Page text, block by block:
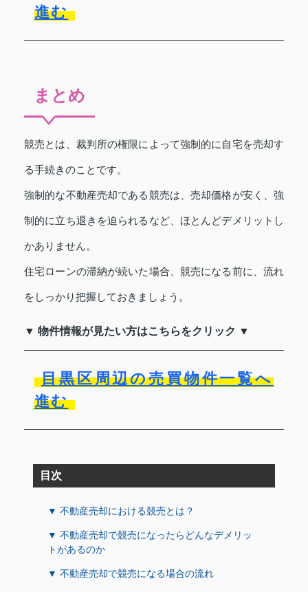
進む
まとめ
競売とは、裁判所の権限によって強制的に自宅を売却す
る手続きのことです。
強制的な不動産売却である競売は、売却価格が安く、強
制的に立ち退きを迫られるなど、ほとんどデメリットし
かありません。
住宅ローンの滞納が続いた場合、競売になる前に、流れ
をしっかり把握しておきましょう。
▼ 物件情報が見たい方はこちらをクリック ▼
目黒区周辺の売買物件一覧へ
進む
目次
▼ 不動産売却における競売とは？
▼ 不動産売却で競売になったらどんなデメリッ
トがあるのか
▼ 不動産売却で競売になる場合の流れ